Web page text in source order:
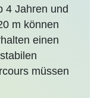
4 Jahren und
m können
einen
müssen